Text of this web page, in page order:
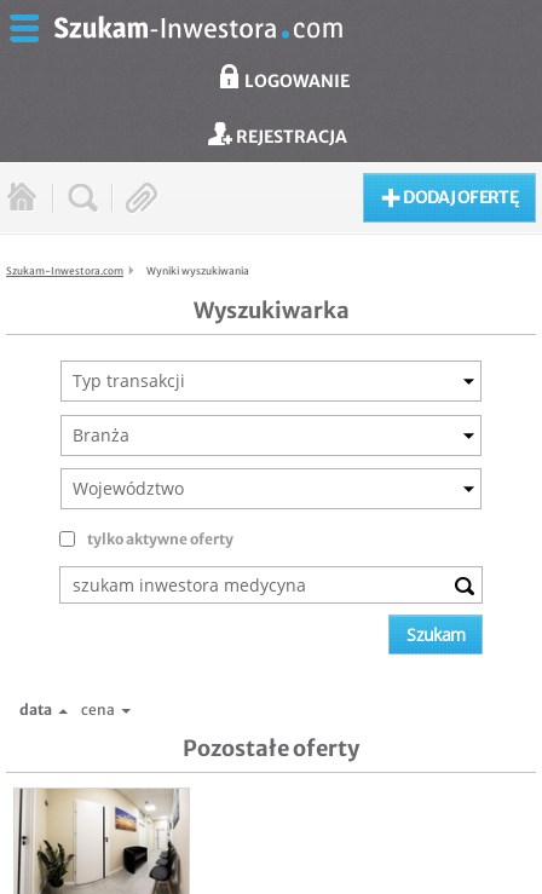
LOGOWANIE
REJESTRACJA
DODAJ OFERTĘ
Szukam-Inwestora.com Wyniki wyszukiwania
Wyszukiwarka
Typ transakcji
Branża
Województwo
tylko aktywne oferty
data cena
Pozostałe oferty